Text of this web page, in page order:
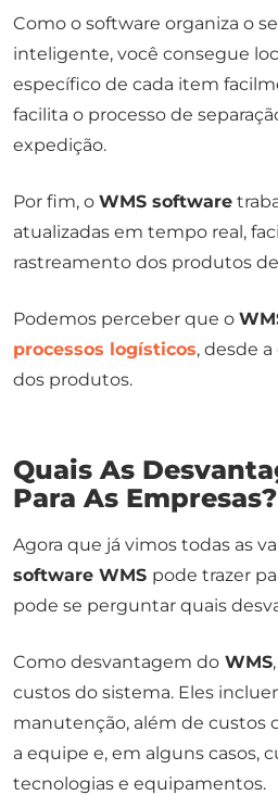
Como o software organiza o
inteligente, você consegue
específico de cada item
facilita o processo de
expedição.
Por fim, o WMS software
atualizadas em tempo real,
rastreamento dos produtos
Podemos perceber que o
processos logísticos, desde
dos produtos.
Quais As
Para As Empresas?
Agora que já vimos todas as
software WMS pode trazer
pode se perguntar quais
Como desvantagem do WMS
custos do sistema. Eles
manutenção, além de custos
a equipe e, em alguns casos,
tecnologias e equipamentos.